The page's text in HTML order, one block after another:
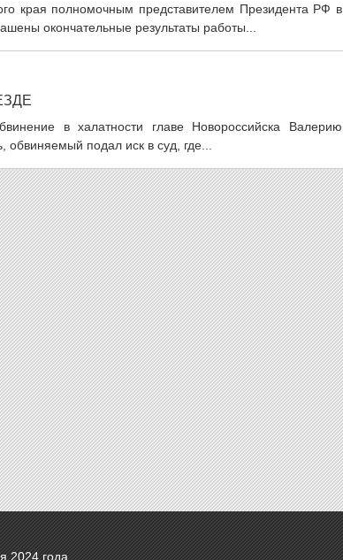
края полномочным представителем Президента РФ в
окончательные результаты работы...
в халатности главе Новороссийска Валерию
подал иск в суд, где...
года.